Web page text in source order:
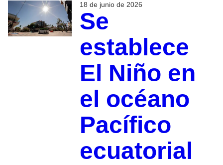
18 de junio de 2026
Se
establece
El Niño en
el océano
Pacífico
ecuatorial